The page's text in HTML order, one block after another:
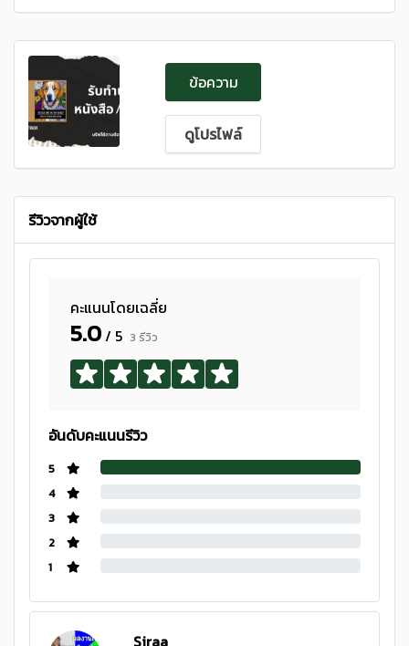
ข้อความ
ดูโปรไฟล์
รีวิวจากผู้ใช้
คะแนนโดยเฉลี่ย
5.0/ 5 3 รีวิว
อันดับคะแนนรีวิว
5
4
3
2
1
Siraa